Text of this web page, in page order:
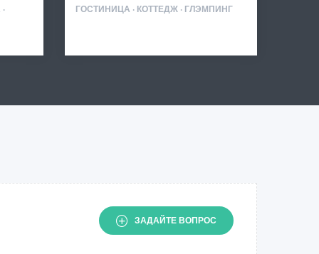
ГОСТИНИЦА · КОТТЕДЖ · ГЛЭМПИНГ
ЗАДАЙТЕ ВОПРОС